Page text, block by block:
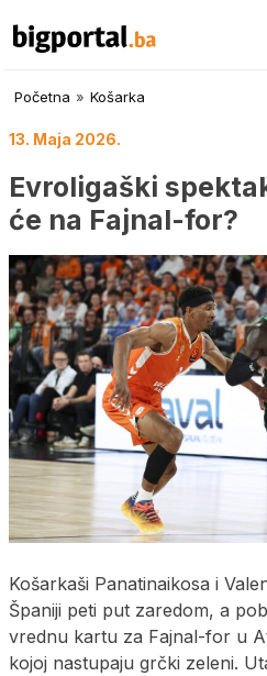
Početna » Košarka
13. Maja 2026.
Evroligaški
će na Fajnal-for?
Košarkaši Panatinaikosa i
Španiji peti put zaredom, a
vrednu kartu za Fajnal-for u
kojoj nastupaju grčki zeleni.